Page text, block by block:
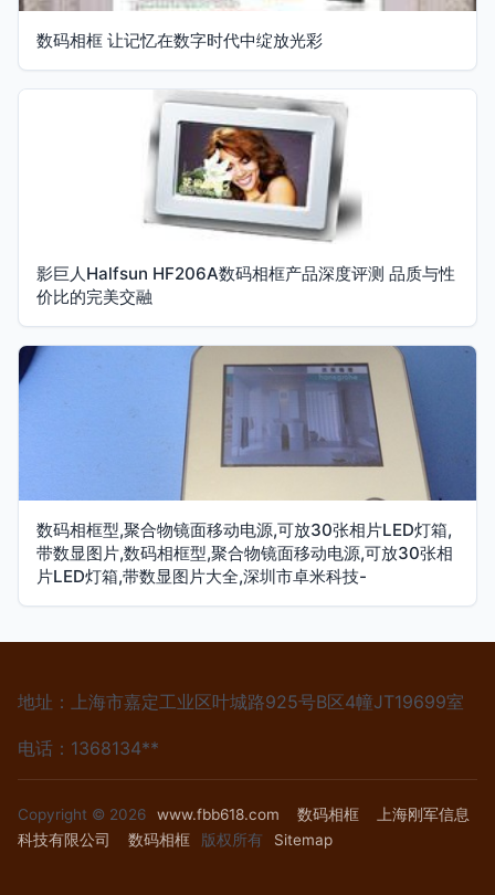
数码相框 让记忆在数字时代中绽放光彩
影巨人Halfsun HF206A数码相框产品深度评测 品质与性
价比的完美交融
数码相框型,聚合物镜面移动电源,可放30张相片LED灯箱,
带数显图片,数码相框型,聚合物镜面移动电源,可放30张相
片LED灯箱,带数显图片大全,深圳市卓米科技-
地址：上海市嘉定工业区叶城路925号B区4幢JT19699室
电话：1368134**
Copyright © 2026 www.fbb618.com 数码相框
上海刚军信息
科技有限公司
数码相框 版权所有 Sitemap